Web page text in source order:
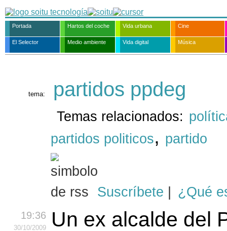
Portada Hartos del coche Vida urbana Cine
El Selector Medio ambiente Vida digital Música
tema: partidos ppdeg
Temas relacionados:
partidos politicos, partido
Suscríbete ¿Qué
19:36
30/10/2009
Un ex alcalde del